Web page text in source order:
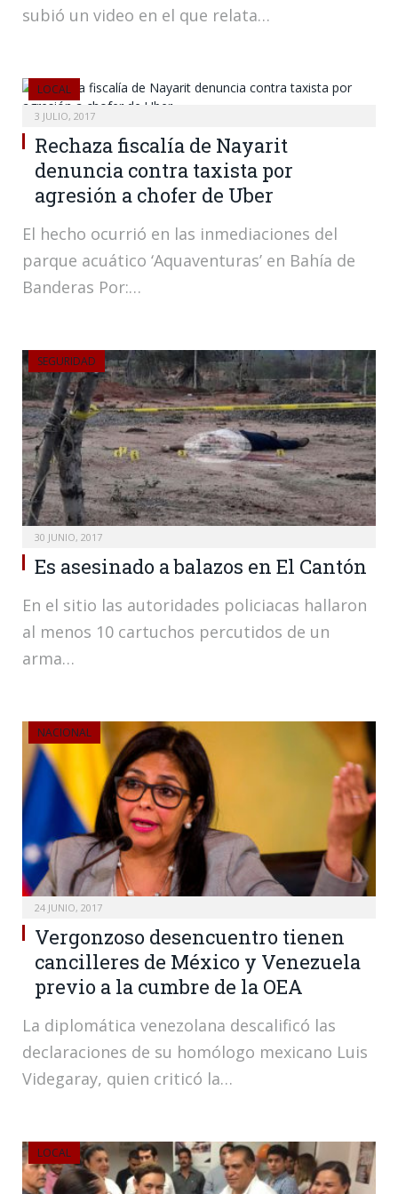
subió un video en el que relata…
LOCAL
3 JULIO, 2017
Rechaza fiscalía de Nayarit
denuncia contra taxista por
agresión a chofer de Uber
El hecho ocurrió en las inmediaciones del
parque acuático ‘Aquaventuras’ en Bahía de
Banderas Por:…
SEGURIDAD
30 JUNIO, 2017
Es asesinado a balazos en El Cantón
En el sitio las autoridades policiacas hallaron
al menos 10 cartuchos percutidos de un
arma…
NACIONAL
24 JUNIO, 2017
Vergonzoso desencuentro tienen
cancilleres de México y Venezuela
previo a la cumbre de la OEA
La diplomática venezolana descalificó las
declaraciones de su homólogo mexicano Luis
Videgaray, quien criticó la…
LOCAL